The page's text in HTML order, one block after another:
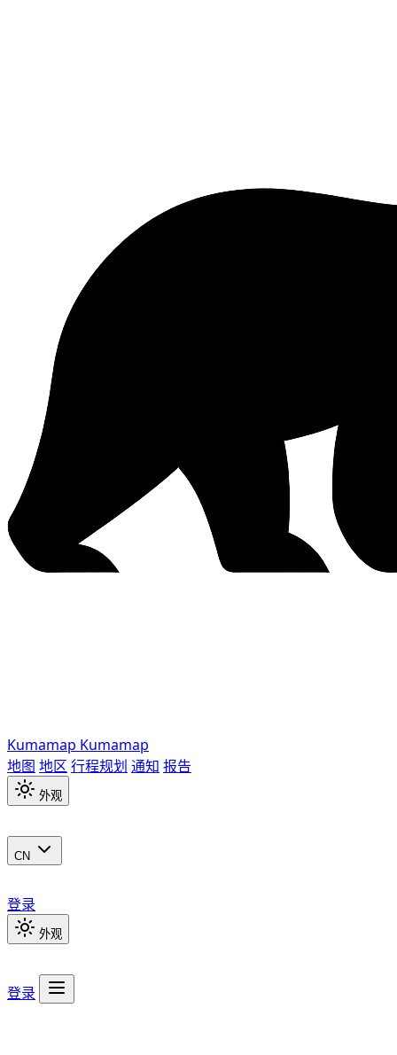
Kumamap Kumamap
地图 地区 行程规划 通知 报告
外观
CN
登录
外观
登录